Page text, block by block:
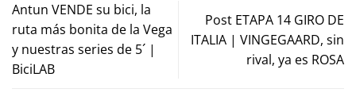
Antun VENDE su bici, la
ruta más bonita de la Vega
y nuestras series de 5´ |
BiciLAB
Post ETAPA 14 GIRO DE
ITALIA | VINGEGAARD, sin
rival, ya es ROSA